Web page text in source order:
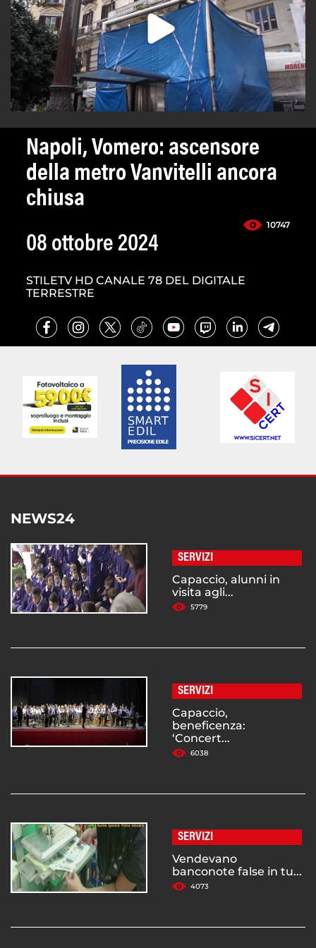
Napoli, Vomero: ascensore
della metro Vanvitelli ancora
chiusa
10747
08 ottobre 2024
STILETV HD CANALE 78 DEL DIGITALE
TERRESTRE
NEWS24
SERVIZI
Capaccio, alunni in
visita agli...
5779
SERVIZI
Capaccio,
beneficenza:
‘Concert...
6038
SERVIZI
Vendevano
banconote false in tu...
4073